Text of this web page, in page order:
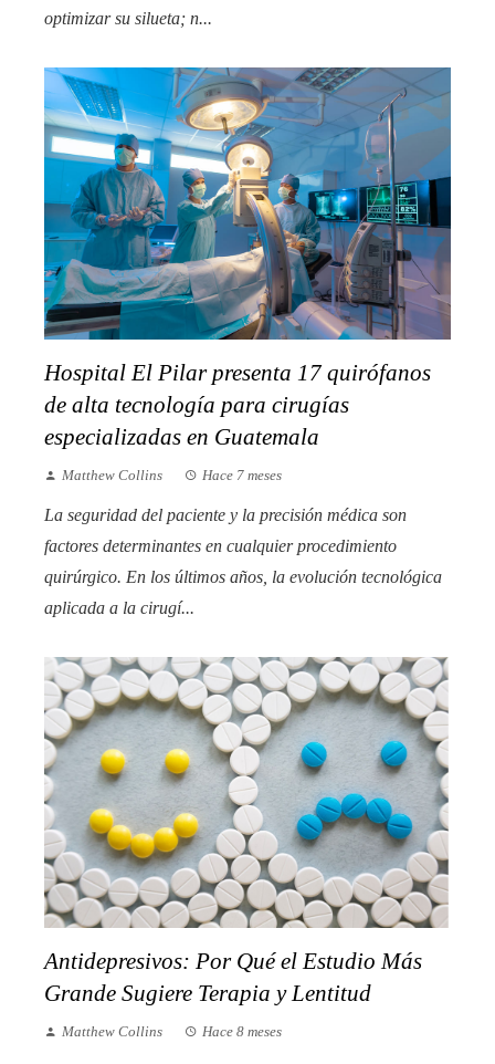
optimizar su silueta; n...
Hospital El Pilar presenta 17 quirófanos
de alta tecnología para cirugías
especializadas en Guatemala
Matthew Collins Hace 7 meses
La seguridad del paciente y la precisión médica son
factores determinantes en cualquier procedimiento
quirúrgico. En los últimos años, la evolución tecnológica
aplicada a la cirugí...
Antidepresivos: Por Qué el Estudio Más
Grande Sugiere Terapia y Lentitud
Matthew Collins Hace 8 meses